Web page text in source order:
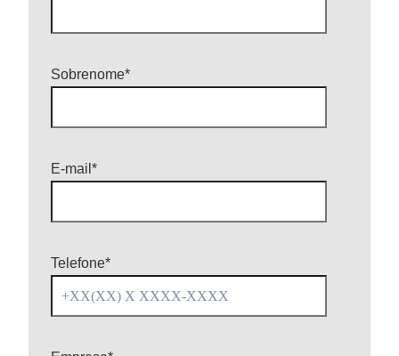
Sobrenome*
E-mail *
Telefone*